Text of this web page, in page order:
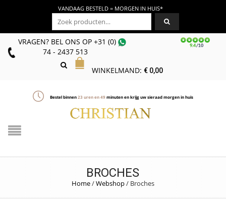
VANDAAG BESTELD = MORGEN IN HUIS*
Zoeken naar:
VRAGEN? BEL ONS OP+31 (0)
74 - 2437 513
WINKELMAND: €0,00
Bestel binnen23uren en49minuten en krijg uw sieraad morgen in huis
BROCHES
Home/Webshop/ Broches